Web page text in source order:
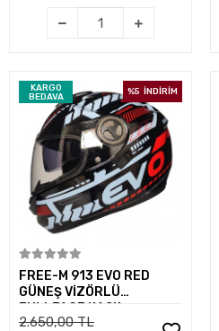
KARGO
BEDAVA
%5 İNDİRİM
Sepete Ekle
FREE-M 913 EVO RED
GÜNEŞ VİZÖRLÜ
FULLFACE KASK
2.650,00 TL